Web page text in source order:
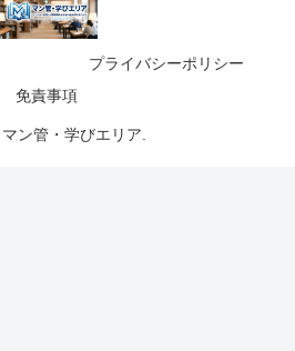
プライバシーポリシー
免責事項
ン管・学びエリア.